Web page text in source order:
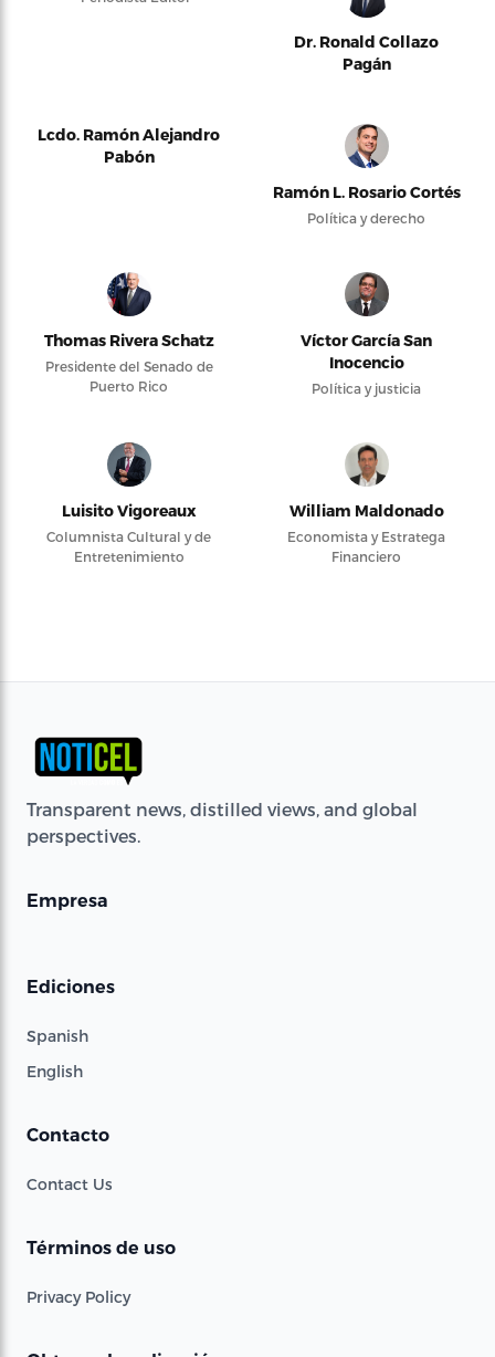
Dr. Ronald Collazo
Pagán
Lcdo. Ramón Alejandro
Pabón
Ramón L. Rosario Cortés
Política y derecho
Thomas Rivera Schatz
Presidente del Senado de
Puerto Rico
Víctor García San
Inocencio
Política y justicia
Luisito Vigoreaux
Columnista Cultural y de
Entretenimiento
William Maldonado
Economista y Estratega
Financiero
Transparent news, distilled views, and global
perspectives.
Empresa
Ediciones
Spanish
English
Contacto
Contact Us
Términos de uso
Privacy Policy